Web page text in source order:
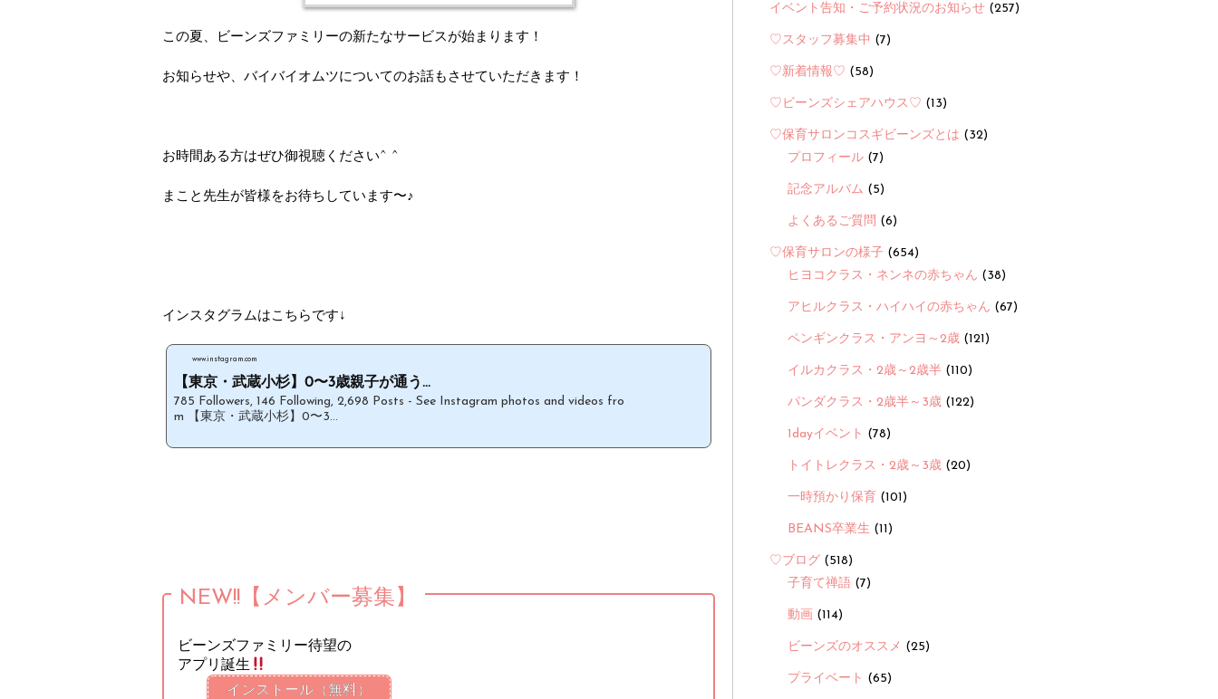
この夏、ビーンズファミリーの新たなサービスが始まります！
お知らせや、バイバイオムツについてのお話もさせていただきます！
お時間ある方はぜひ御視聴ください^ ^
まこと先生が皆様をお待ちしています〜♪
インスタグラムはこちらです↓
www.instagram.com
【東京・武蔵小杉】0〜3歳親子が通う...
785 Followers, 146 Following, 2,698 Posts - See Instagram photos and videos fro
m 【東京・武蔵小杉】0〜3...
NEW!!【メンバー募集】
ビーンズファミリー待望の
アプリ誕生
インストール（無料）
イベント告知・ご予約状況のお知らせ (257)
♡スタッフ募集中 (7)
♡新着情報♡ (58)
♡ビーンズシェアハウス♡ (13)
♡保育サロンコスギビーンズとは (32)
プロフィール (7)
記念アルバム (5)
よくあるご質問 (6)
♡保育サロンの様子 (654)
ヒヨコクラス・ネンネの赤ちゃん (38)
アヒルクラス・ハイハイの赤ちゃん (67)
ペンギンクラス・アンヨ～2歳 (121)
イルカクラス・2歳～2歳半 (110)
パンダクラス・2歳半～3歳 (122)
1dayイベント (78)
トイトレクラス・2歳～3歳 (20)
一時預かり保育 (101)
BEANS卒業生 (11)
♡ブログ (518)
子育て禅語 (7)
動画 (114)
ビーンズのオススメ (25)
プライベート (65)